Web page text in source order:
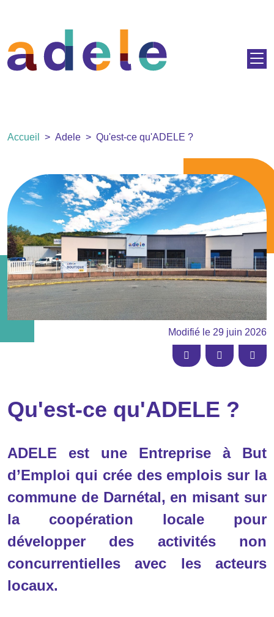
Fil d'Ariane
Accueil Adele Qu'est-ce qu'ADELE ?
Modifié le 29 juin 2026
Partager sur
Facebook LinkedinEmail
Qu'est-ce qu'ADELE ?
ADELE est une Entreprise à But
d’Emploi qui crée des emplois sur la
commune de Darnétal, en misant sur
la coopération locale pour
développer des activités non
concurrentielles avec les acteurs
locaux.